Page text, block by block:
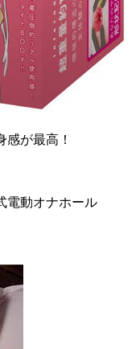
が最高！
電動オナホール